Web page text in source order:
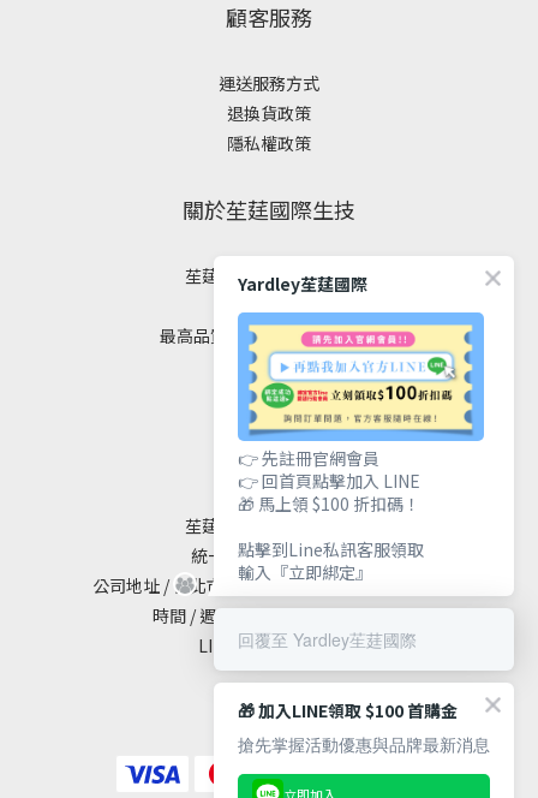
顧客服務
運送服務方式
退換貨政策
隱私權政策
關於苼莛國際生技
苼莛國際生技有限公司
最高品質｜安全｜健康｜美麗
聯絡我們
苼莛國際生技有限公司
統一編號 / 90615838
公司地址 / 台北市大安區敦化南路二段65號19樓
時間 / 週一至週五 10:00 - 18:00
LINE@ / @yardley
Yardley苼莛國際
👉 先註冊官網會員
👉 回首頁點擊加入 LINE
🎁 馬上領 $100 折扣碼！
點擊到Line私訊客服領取
輸入『立即綁定』
回覆至 Yardley苼莛國際
🎁 加入LINE領取 $100 首購金
搶先掌握活動優惠與品牌最新消息
立即加入